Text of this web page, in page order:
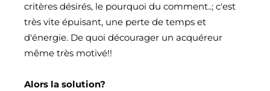
critères désirés, le pourquoi du comment..; c'est
très vite épuisant, une perte de temps et
d'énergie. De quoi décourager un acquéreur
même très motivé!!
Alors la solution?